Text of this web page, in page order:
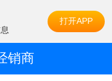
打开APP
销商